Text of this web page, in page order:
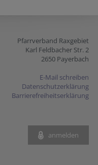
Pfarrverband Raxgebiet
Karl Feldbacher Str. 2
2650 Payerbach
E-Mail schreiben
Datenschutzerklärung
Barrierefreiheitserklärung
anmelden